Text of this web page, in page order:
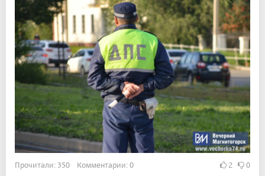
Прочитали: 350 Комментарии: 0 2 0